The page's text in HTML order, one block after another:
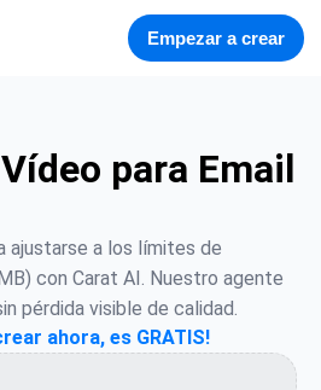
Empezar a crear
para Email
ajustarse a los límites de
con Carat AI. Nuestro agente
pérdida visible de calidad.
ahora, es GRATIS!